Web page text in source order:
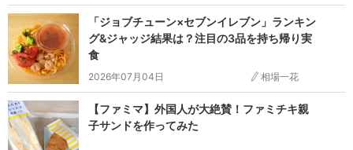
「ジョブチューン×セブンイレブン」ランキン
グ&ジャッジ結果は？注目の3品を持ち帰り実
食
2026年07月04日 相場一花
【ファミマ】外国人が大絶賛！ファミチキ親
子サンドを作ってみた